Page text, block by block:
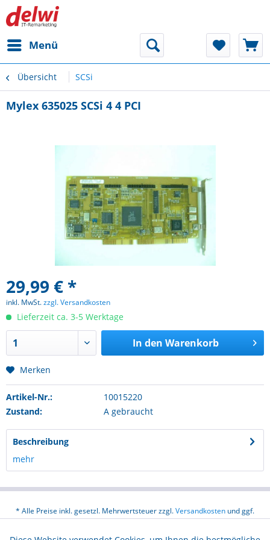
Menü
Übersicht SCSi
Mylex 635025 SCSi 4 4 PCI
29,99 € *
inkl. MwSt.zzgl. Versandkosten
Lieferzeit ca. 3-5 Werktage
In den Warenkorb
Merken
Artikel-Nr.:
10015220
Zustand:
A gebraucht
Beschreibung
mehr
* Alle Preise inkl. gesetzl. Mehrwertsteuer zzgl.Versandkosten und ggf.